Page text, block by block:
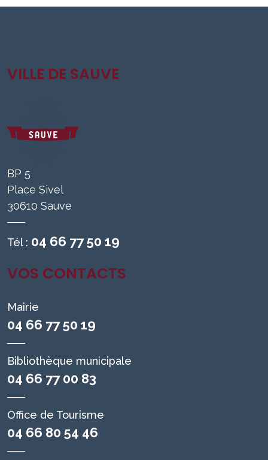
VILLE DE SAUVE
BP 5
Place Sivel
30610 Sauve
Tél : 04 66 77 50 19
VOS CONTACTS
Mairie
04 66 77 50 19
Bibliothèque municipale
04 66 77 00 83
Office de Tourisme
04 66 80 54 46